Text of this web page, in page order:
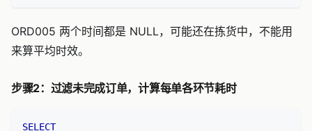
ORD005 两个时间都是 NULL，可能还在拣货中，不能用
来算平均时效。
步骤2：过滤未完成订单，计算每单各环节耗时
SELECT